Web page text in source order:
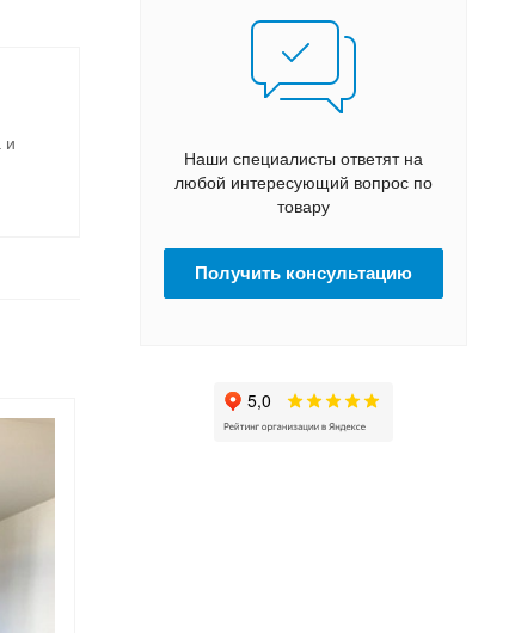
и
Наши специалисты ответят на
любой интересующий вопрос по
товару
Получить консультацию